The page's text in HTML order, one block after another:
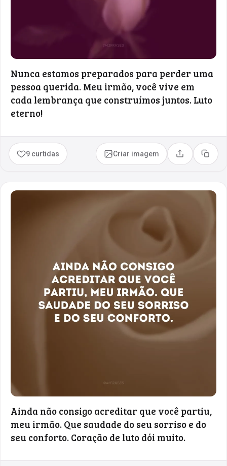
Nunca estamos preparados para perder uma
pessoa querida. Meu irmão, você vive em
cada lembrança que construímos juntos. Luto
eterno!
9 curtidas Criar imagem Compartilhar
Copiar
Ainda não consigo acreditar que você partiu,
meu irmão. Que saudade do seu sorriso e do
seu conforto. Coração de luto dói muito.